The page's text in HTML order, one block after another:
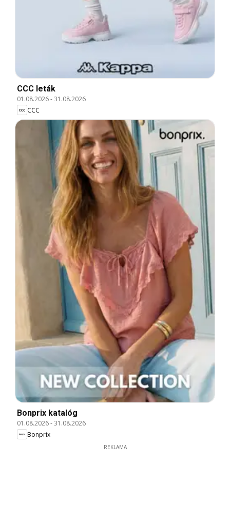
CCC leták
01.08.2026-31.08.2026
CCC
Bonprix katalóg
01.08.2026-31.08.2026
Bonprix
REKLAMA